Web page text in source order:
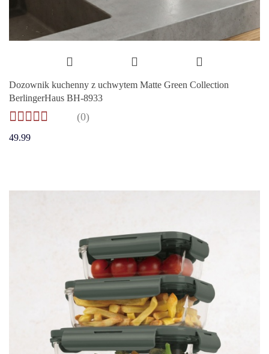
Dozownik kuchenny z uchwytem Matte Green Collection
BerlingerHaus BH-8933
(0)
49.99